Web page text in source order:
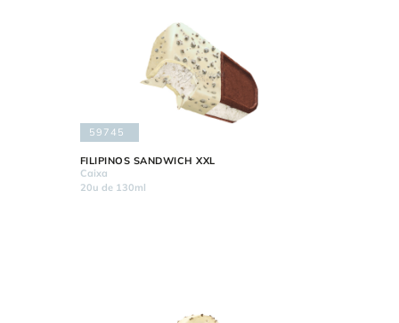
59745
FILIPINOS SANDWICH XXL
Caixa
20u de 130ml